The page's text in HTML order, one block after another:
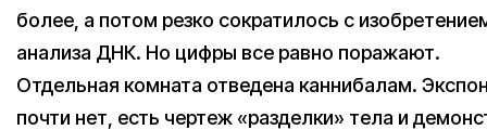
более, а потом резко сократилось с
анализа ДНК. Но цифры все равно поражают.
Отдельная комната отведена каннибалам.
почти нет, есть чертеж «разделки» тела и